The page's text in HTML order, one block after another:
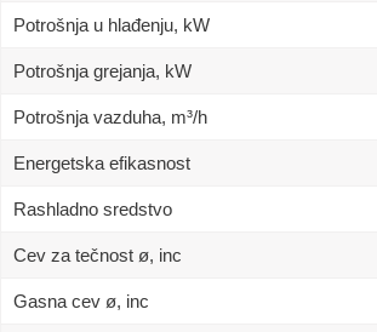
Potrošnja u hlađenju, kW
Potrošnja grejanja, kW
Potrošnja vazduha, m³/h
Energetska efikasnost
Rashladno sredstvo
Cev za tečnost ø, inc
Gasna cev ø, inc